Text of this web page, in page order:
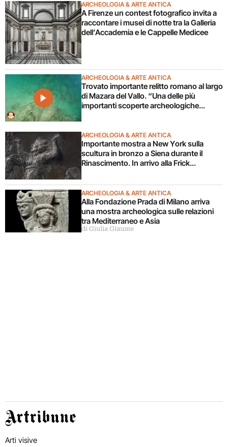
ARCHEOLOGIA & ARTE ANTICA
A Firenze un contest fotografico invita a
raccontare i musei di notte tra la Galleria
dell’Accademia e le Cappelle Medicee
ARCHEOLOGIA & ARTE ANTICA
Trovato importante relitto romano al largo
di Mazara del Vallo. “Una delle più
importanti scoperte archeologiche
ARCHEOLOGIA & ARTE ANTICA
Importante mostra a New York sulla
scultura in bronzo a Siena durante il
Rinascimento. In arrivo alla Frick
ARCHEOLOGIA & ARTE ANTICA
Alla Fondazione Prada di Milano arriva
una mostra archeologica sulle relazioni
tra Mediterraneo e Asia
di Giulia Giaume
Artribune
Arti visive